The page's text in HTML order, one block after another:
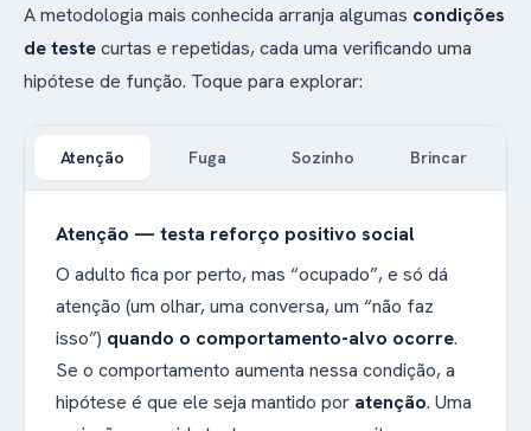
A metodologia mais conhecida arranja algumas condições
de testecurtas e repetidas, cada uma verificando uma
hipótese de função. Toque para explorar:
Atenção Fuga Sozinho Brincar
Atenção — testa reforço positivo social
O adulto fica por perto, mas “ocupado”, e só dá
atenção (um olhar, uma conversa, um “não faz
isso”) quando o comportamento-alvo ocorre.
Se o comportamento aumenta nessa condição, a
hipótese é que ele seja mantido por atenção. Uma